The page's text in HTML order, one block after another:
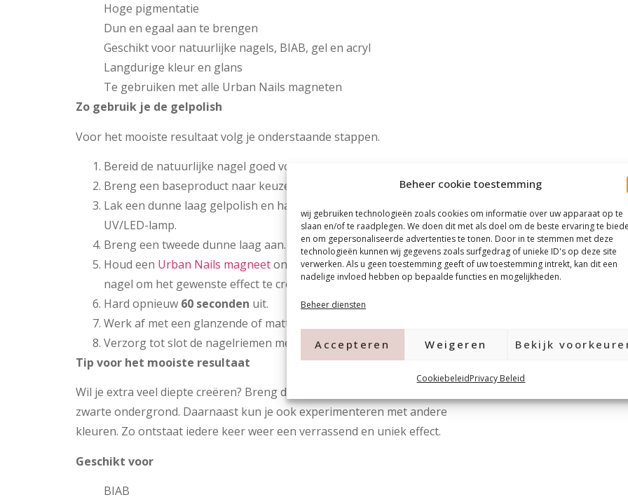
Beheer cookie toestemming
wij gebruiken technologieën zoals cookies om informatie over uw apparaat op te
slaan en/of te raadplegen. We doen dit met als doel om de beste ervaring te
en om gepersonaliseerde advertenties te tonen. Door in te stemmen met deze
technologieën kunnen wij gegevens zoals surfgedrag of unieke ID's op deze site
verwerken. Als u geen toestemming geeft of uw toestemming intrekt, kan dit een
nadelige invloed hebben op bepaalde functies en mogelijkheden.
Beheer diensten
Accepteren Weigeren Bekijk
CookiebeleidPrivacy Beleid
Hoge pigmentatie
Dun en egaal aan te brengen
Geschikt voor natuurlijke nagels, BIAB, gel en acryl
Langdurige kleur en glans
Te gebruiken met alle Urban Nails magneten
Zo gebruik je de gelpolish
Voor het mooiste resultaat volg je onderstaande stappen.
Bereid de natuurlijke nagel goed voor.
Breng een baseproduct naar keuze aan.
Lak een dunne laag gelpolish en hard deze
UV/LED-lamp.
Breng een tweede dunne laag aan.
Houd een Urban Nails magneetongeveer2 millimeterboven de
nagel om het gewenste effect te creëren.
Hard opnieuw 60 seconden uit.
Werk af met een glanzende of matte topcoat.
Verzorg tot slot de nagelriemen met nagelolie.
Tip voor het mooiste resultaat
Wil je extra veel diepte creëren? Breng de gelpolish dan aan over een
zwarte ondergrond. Daarnaast kun je ook experimenteren met andere
kleuren. Zo ontstaat iedere keer weer een verrassend en uniek effect.
Geschikt voor
BIAB